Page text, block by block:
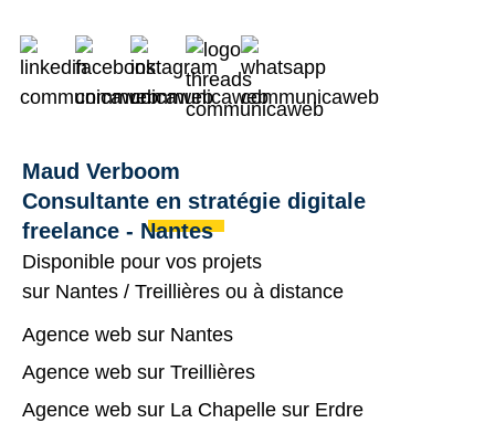
Maud Verboom
Consultante en stratégie digitale
freelance - Nantes
Disponible pour vos projets
sur Nantes / Treillières ou à distance
Agence web sur Nantes
Agence web sur Treillières
Agence web sur La Chapelle sur Erdre